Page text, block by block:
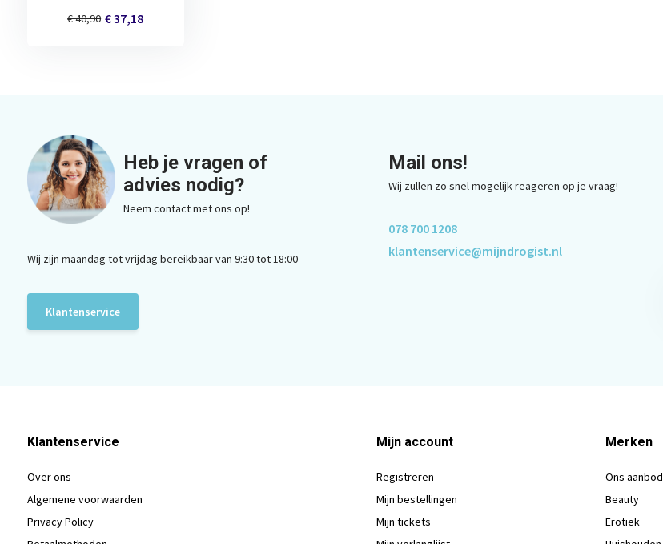
€ 40,90 € 37,18
Heb je vragen of
advies nodig?
Neem contact met ons op!
Wij zijn maandag tot vrijdag bereikbaar van 9:30 tot 18:00
Klantenservice
Mail ons!
Wij zullen zo snel mogelijk reageren op je vraag!
078 700 1208
klantenservice@mijndrogist.nl
Klantenservice
Over ons
Algemene voorwaarden
Privacy Policy
Mijn account
Registreren
Mijn bestellingen
Mijn tickets
Merken
Ons aanbod
Beauty
Erotiek